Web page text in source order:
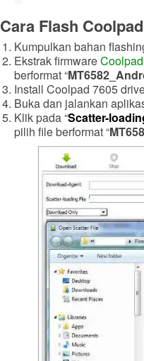
Cara Flash
Kumpulkan bahan
Ekstrak firmware
berformat “
Install Coolpad 7605
Buka dan jalankan
Klik pada “Scatter-
pilih file berformat “